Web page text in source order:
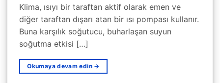
Klima, ısıyı bir taraftan aktif olarak emen ve
diğer taraftan dışarı atan bir ısı pompası kullanır.
Buna karşılık soğutucu, buharlaşan suyun
soğutma etkisi […]
Okumaya devam edin →